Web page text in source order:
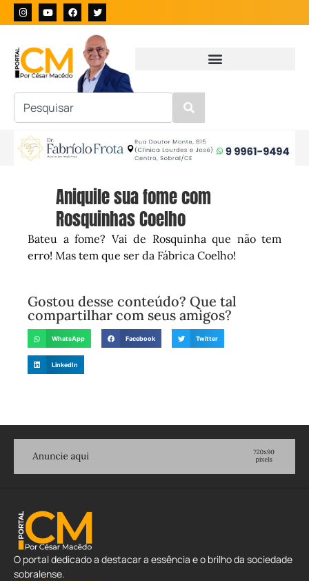
Aniquile sua fome com
Rosquinhas Coelho
Bateu a fome? Vai de Rosquinha que não tem
erro! Mas tem que ser da Fábrica Coelho!
Gostou desse conteúdo? Que tal
compartilhar com seus amigos?
WhatsApp Facebook Twitter
LinkedIn
O portal dedicado a destacar a essência e o brilho da sociedade
sobralense.